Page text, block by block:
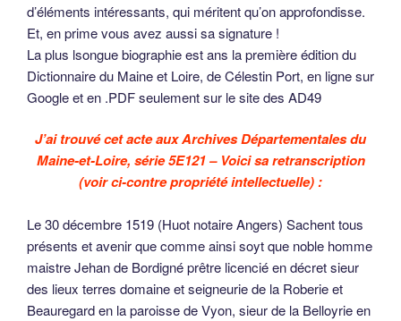
d’éléments intéressants, qui méritent qu’on approfondisse.
Et, en prime vous avez aussi sa signature !
La plus lsongue biographie est ans la première édition du
Dictionnaire du Maine et Loire, de Célestin Port, en ligne sur
Google et en .PDF seulement sur le site des AD49
J’ai trouvé cet acte aux Archives Départementales du
Maine-et-Loire, série 5E121 – Voici sa retranscription
(voir ci-contre propriété intellectuelle) :
Le 30 décembre 1519 (Huot notaire Angers) Sachent tous
présents et avenir que comme ainsi soyt que noble homme
maistre Jehan de Bordigné prêtre licencié en décret sieur
des lieux terres domaine et seigneurie de la Roberie et
Beauregard en la paroisse de Vyon, sieur de la Belloyrie en